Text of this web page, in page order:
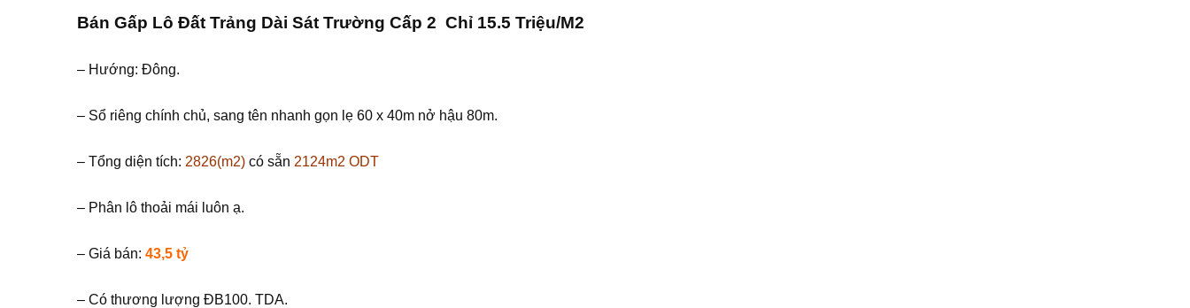
Bán Gấp Lô Đất Trảng Dài Sát Trường Cấp 2 Chỉ 15.5 Triệu/M2
– Hướng: Đông.
– Sổ riêng chính chủ, sang tên nhanh gọn lẹ 60 x 40m nở hậu 80m.
– Tổng diện tích: 2826(m2) có sẵn 2124m2 ODT
– Phân lô thoải mái luôn ạ.
– Giá bán: 43,5 tỷ
– Có thương lượng ĐB100. TDA.